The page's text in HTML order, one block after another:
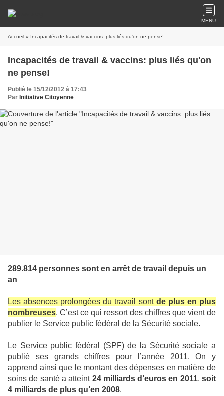
MENU
Accueil » Incapacités de travail & vaccins: plus liés qu'on ne pense!
Incapacités de travail & vaccins: plus liés qu'on
ne pense!
Publié le 15/12/2012 à 17:43
Par Initiative Citoyenne
289.814 personnes sont en arrêt de travail depuis un
an
Les absences prolongées du travail sont de plus en plus
nombreuses. C’est ce qui ressort des chiffres que vient de
publier le Service public fédéral de la Sécurité sociale.
Le Service public fédéral (SPF) de la Sécurité sociale a
publié ses grands chiffres pour l’année 2011. On y
apprend ainsi que le montant des dépenses en matière de
soins de santé a atteint 24 milliards d’euros en 2011,soit
4 milliards de plus qu’en 2008.